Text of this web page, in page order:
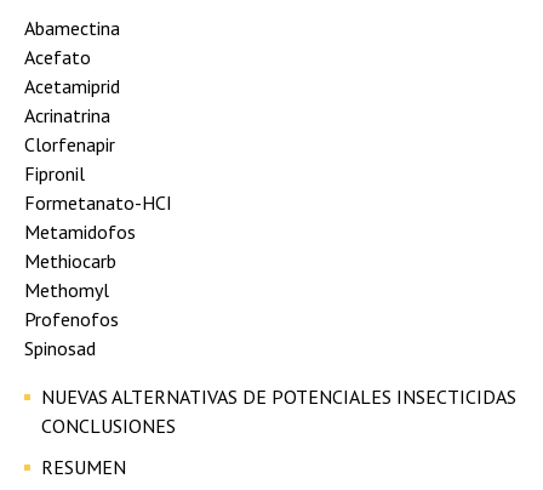
Abamectina
Acefato
Acetamiprid
Acrinatrina
Clorfenapir
Fipronil
Formetanato-HCI
Metamidofos
Methiocarb
Methomyl
Profenofos
Spinosad
NUEVAS ALTERNATIVAS DE POTENCIALES INSECTICIDAS
CONCLUSIONES
RESUMEN